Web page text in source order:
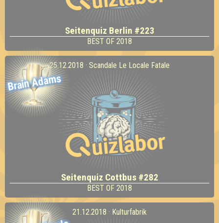
Seitenquiz Berlin #223
BEST OF 2018
Brain Adams
25.12.2018 · Scandale Le Locale Fatale
Seitenquiz Cottbus #282
BEST OF 2018
21.12.2018 · Kulturfabrik